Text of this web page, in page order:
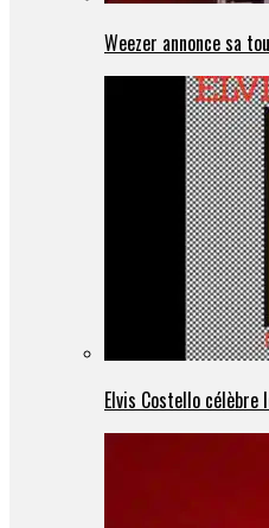
Weezer annonce sa
Elvis Costello célèbre